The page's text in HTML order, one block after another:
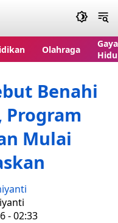
Olahraga
Gaya
Benahi
Mulai
- 02:33